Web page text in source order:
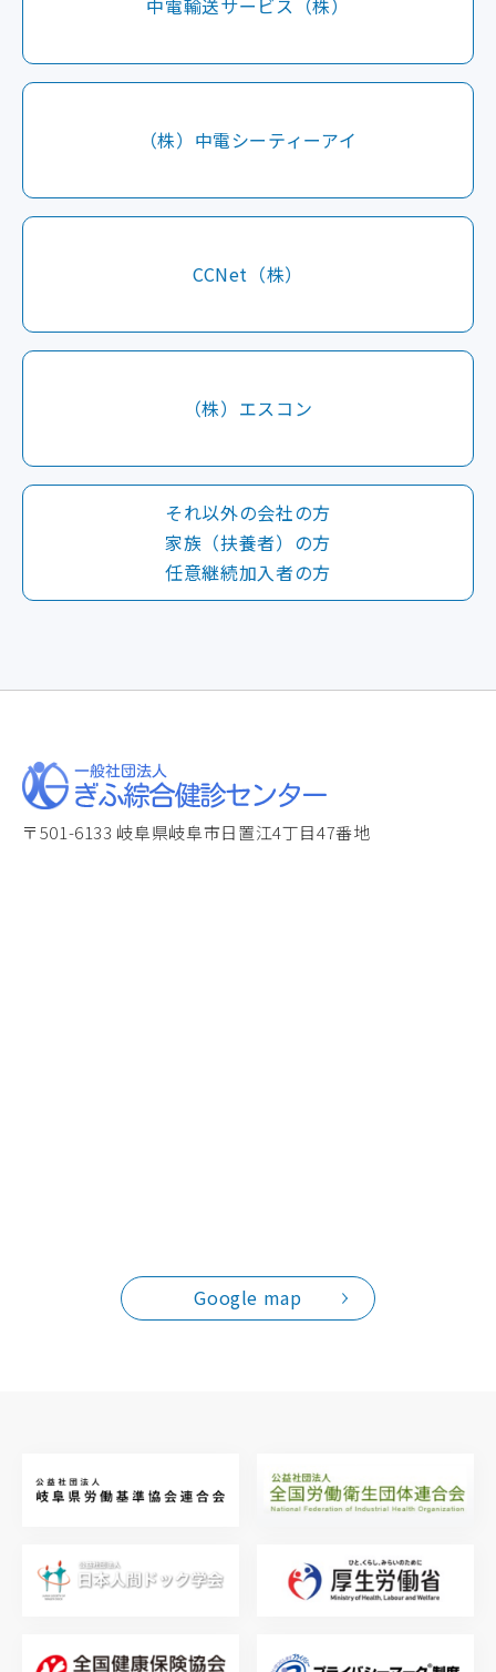
中電輸送サービス（株）
（株）中電シーティーアイ
CCNet（株）
（株）エスコン
それ以外の会社の方
家族（扶養者）の方
任意継続加入者の方
〒501-6133 岐阜県岐阜市日置江4丁目47番地
Google map